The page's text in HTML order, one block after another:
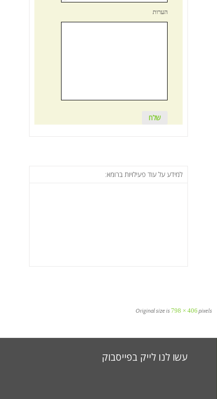
הערות
למידע על עוד פעילויות ברומא:
Original size is798 × 406 pixels
עשו לנו לייק בפייסבוק